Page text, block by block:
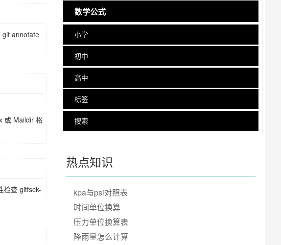
git annotate
或 Maildir 格
检查 gitfsck-
数学公式
小学
初中
高中
标签
搜索
热点知识
kpa与psi对照表
时间单位换算
压力单位换算表
降雨量怎么计算